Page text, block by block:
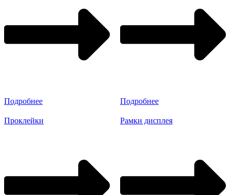
Подробнее Подробнее
Проклейки Рамки дисплея